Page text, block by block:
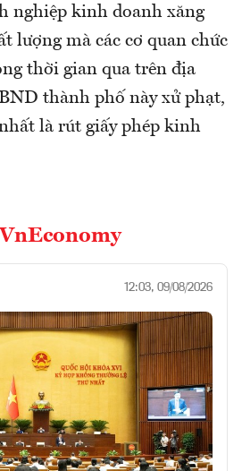
nghiệp kinh doanh xăng
lượng mà các cơ quan chức
thời gian qua trên địa
thành phố này xử phạt,
là rút giấy phép kinh
VnEconomy
12:03, 09/08/2026